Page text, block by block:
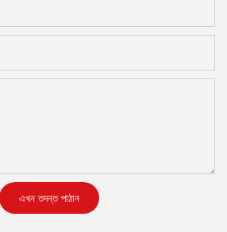
এখন তদন্ত পাঠান